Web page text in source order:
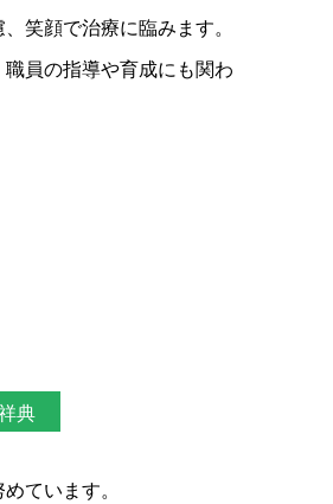
笑顔で治療に臨みます。
員の指導や育成にも関わ
典
ています。